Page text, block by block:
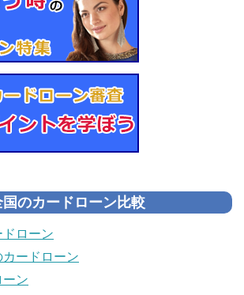
国のカードローン比較
ローン
ードローン
ーン